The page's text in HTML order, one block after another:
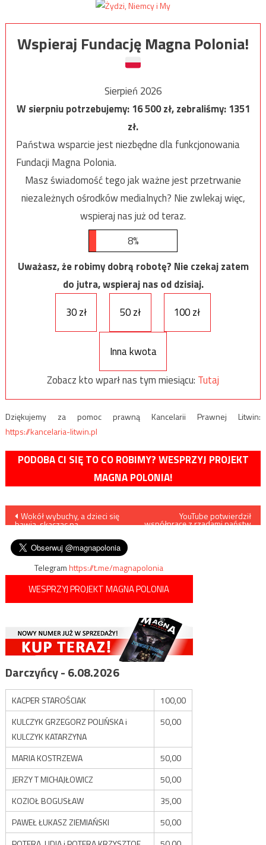
Wspieraj Fundację Magna Polonia!
Sierpień 2026
W sierpniu potrzebujemy:16 500zł, zebraliśmy:1351
zł.
Państwa wsparcie jest niezbędne dla funkcjonowania
Fundacji Magna Polonia.
Masz świadomość tego jak ważne jest przetrwanie
niezależnych ośrodków medialnych? Nie zwlekaj więc,
wspieraj nas już od teraz.
8%
Uważasz, że robimy dobrą robotę? Nie czekaj zatem
do jutra, wspieraj nas od dzisiaj.
30 zł
50 zł 100 zł
Inna kwota
Zobacz kto wparł nas tym miesiącu: Tutaj
Dziękujemy za pomoc prawną Kancelarii Prawnej Litwin:
https://kancelaria-litwin.pl
PODOBA CI SIĘ TO CO ROBIMY? WESPRZYJ PROJEKT
MAGNA POLONIA!
Nawigacja
wpisu
Wokół wybuchy, a dzieci się
bawią, skacząc na
YouTube potwierdził
współpracę z rządami państw
Telegramhttps://t.me/magnapolonia
WESPRZYJ PROJEKT MAGNA POLONIA
Darczyńcy - 6.08.2026
KACPER STAROŚCIAK
100,00
KULCZYK GRZEGORZ POLIŃSKA i
KULCZYK KATARZYNA
50,00
MARIA KOSTRZEWA
50,00
JERZY T MICHAJŁOWICZ
50,00
KOZIOŁ BOGUSŁAW
35,00
PAWEŁ ŁUKASZ ZIEMIAŃSKI
50,00